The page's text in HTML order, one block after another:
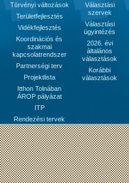
Törvényi változások
Területfejlesztés
Vidékfejlesztés
Koordinációs és
szakmai
kapcsolatrendszer
Partnerségi terv
Projektlista
Itthon Tolnában
ÁROP pályázat
ITP
Rendezési tervek
Választási
szervek
Választási
ügyintézés
2026. évi
általános
választások
Korábbi
választások